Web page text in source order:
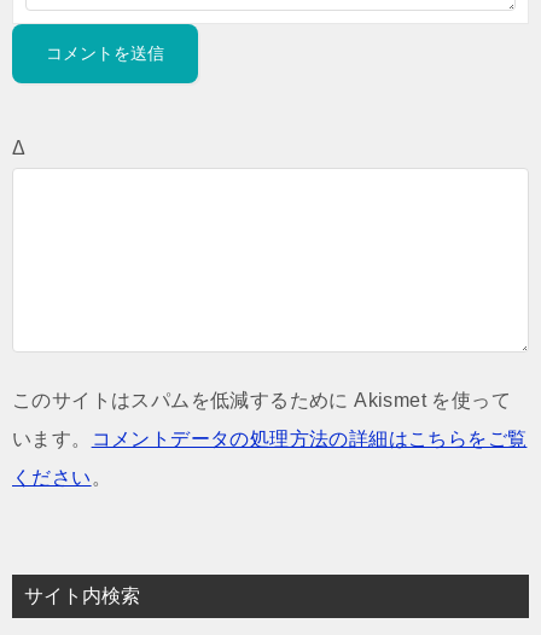
Δ
このサイトはスパムを低減するために Akismet を使って
います。
コメントデータの処理方法の詳細はこちらをご覧
ください 。
サイト内検索